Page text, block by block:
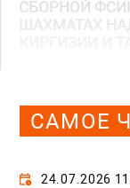
СБОРНОЙ
ШАХМАТАХ
КИРГИЗИИ И
САМОЕ
24.07.2026